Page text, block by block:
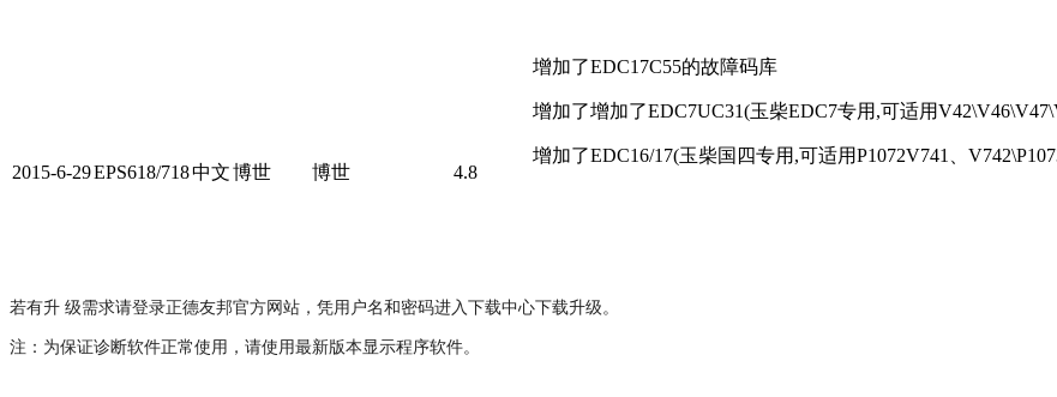
2015-6-29EPS618/718中文博世 博世 4.8
增加了EDC17C55的故障码库
增加了增加了EDC7UC31(玉柴EDC7专用,可适用
增加了EDC16/17(玉柴国四专用,可适用P1072V741、
若有升 级需求请登录正德友邦官方网站，凭用户名和密码进入下载中心下载升级。
注：为保证诊断软件正常使用，请使用最新版本显示程序软件。